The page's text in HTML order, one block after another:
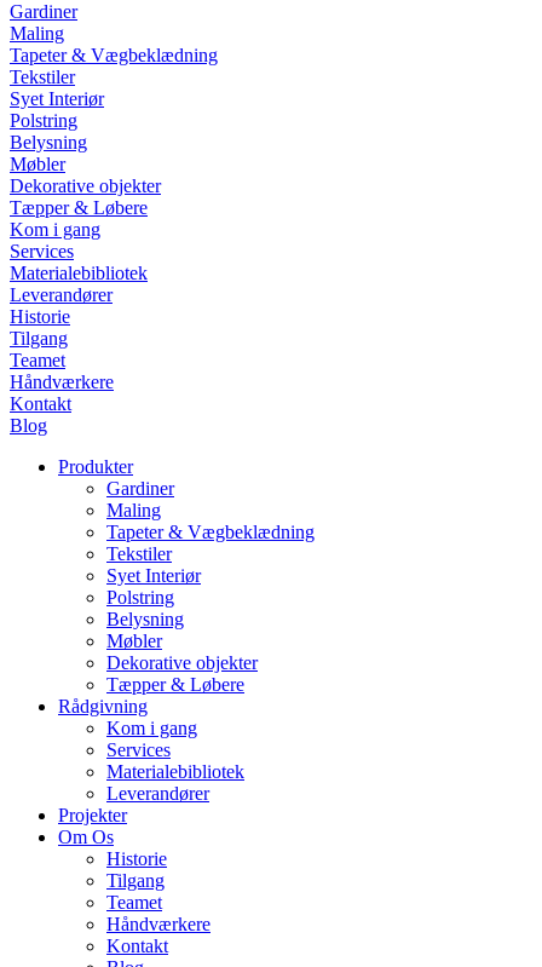
Gardiner
Maling
Tapeter & Vægbeklædning
Tekstiler
Syet Interiør
Polstring
Belysning
Møbler
Dekorative objekter
Tæpper & Løbere
Kom i gang
Services
Materialebibliotek
Leverandører
Historie
Tilgang
Teamet
Håndværkere
Kontakt
Blog
Produkter
Gardiner
Maling
Tapeter & Vægbeklædning
Tekstiler
Syet Interiør
Polstring
Belysning
Møbler
Dekorative objekter
Tæpper & Løbere
Rådgivning
Kom i gang
Services
Materialebibliotek
Leverandører
Projekter
Om Os
Historie
Tilgang
Teamet
Håndværkere
Kontakt